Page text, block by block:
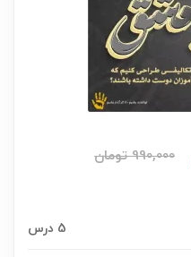
990,000 تومان
5 درس